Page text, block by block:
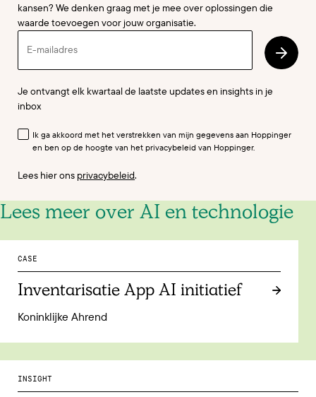
kansen? We denken graag met je mee over oplossingen die
waarde toevoegen voor jouw organisatie.
Je ontvangt elk kwartaal de laatste updates en insights in je
inbox
Ik ga akkoord met het verstrekken van mijn gegevens aan Hoppinger
en ben op de hoogte van het privacybeleid van Hoppinger.
Lees hier ons privacybeleid.
Lees meer over AI en technologie
CASE
Inventarisatie App AI initiatief
Koninklijke Ahrend
INSIGHT